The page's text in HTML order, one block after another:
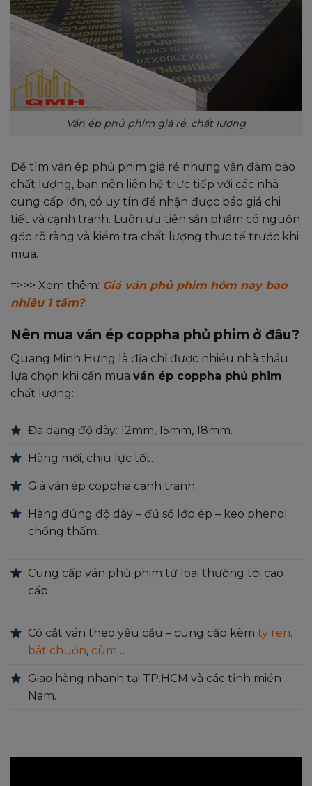
Ván ép phủ phim giá rẻ, chất lượng
Để tìm ván ép phủ phim giá rẻ nhưng vẫn đảm bảo
chất lượng, bạn nên liên hệ trực tiếp với các nhà
cung cấp lớn, có uy tín để nhận được báo giá chi
tiết và cạnh tranh. Luôn ưu tiên sản phẩm có nguồn
gốc rõ ràng và kiểm tra chất lượng thực tế trước khi
mua.
=>>> Xem thêm: Giá ván phủ phim hôm nay bao
nhiêu 1 tấm?
Nên mua ván ép coppha phủ phim ở đâu?
Quang Minh Hưng là địa chỉ được nhiều nhà thầu
lựa chọn khi cần mua ván ép coppha phủ phim
chất lượng:
Đa dạng độ dày: 12mm, 15mm, 18mm.
Hàng mới, chịu lực tốt.
Giá ván ép coppha cạnh tranh.
Hàng đúng độ dày – đủ số lớp ép – keo phenol
chống thấm.
Cung cấp ván phủ phim từ loại thường tới cao
cấp.
Có cắt ván theo yêu cầu – cung cấp kèm ty ren,
bát chuồn, cùm…
Giao hàng nhanh tại TP.HCM và các tỉnh miền
Nam.